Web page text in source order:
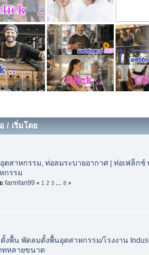
/ เริ่มโดย
ตสาหกรรม, ท่อลมระบายอากาศ | ท่อเฟล็ก
กรรม
farmfan99 « 1 2 3 8 »
งพื้น พัดลมตั้งพื้นอุตสาหกรรม/โรงงาน
ทหลายขนาด